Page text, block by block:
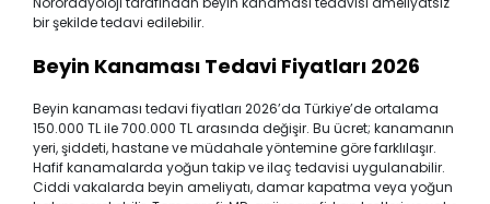
bir şekilde tedavi edilebilir.
Beyin Kanaması Tedavi Fiyatları 2026
Beyin kanaması tedavi fiyatları 2026’da Türkiye’de ortalama
150.000 TL ile 700.000 TL arasında değişir. Bu ücret; kanamanın
yeri, şiddeti, hastane ve müdahale yöntemine göre farklılaşır.
Hafif kanamalarda yoğun takip ve ilaç tedavisi uygulanabilir.
Ciddi vakalarda beyin ameliyatı, damar kapatma veya yoğun